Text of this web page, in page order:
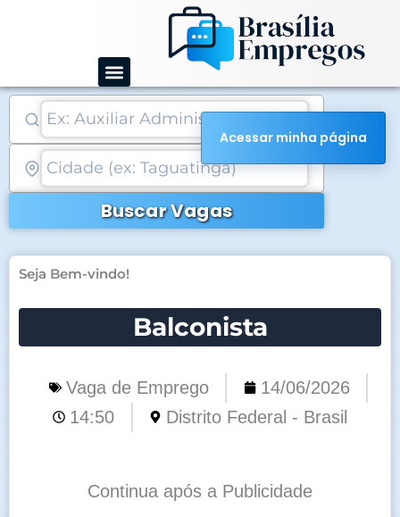
conteúdo
Buscar Vagas
Seja Bem-vindo!
Balconista
Vaga de Emprego
14/06/2026
14:50
Distrito Federal - Brasil
Continua após a Publicidade
Acessar minha página